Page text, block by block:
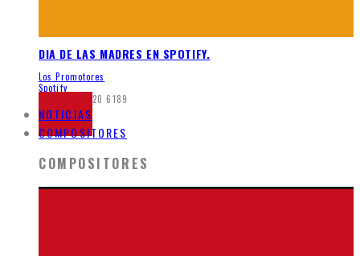
DIA DE LAS MADRES EN SPOTIFY.
Los Promotores
Spotify
mayo 26, 2020 6189
NOTICIAS
COMPOSITORES
COMPOSITORES